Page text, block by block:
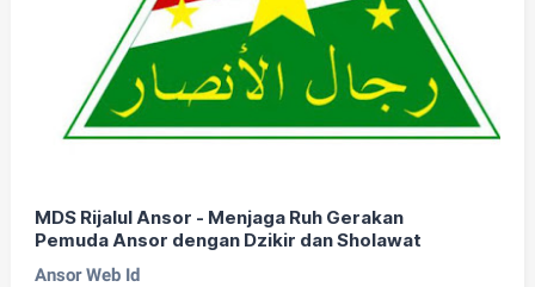
MDS Rijalul Ansor - Menjaga Ruh Gerakan
Pemuda Ansor dengan Dzikir dan Sholawat
Ansor Web Id